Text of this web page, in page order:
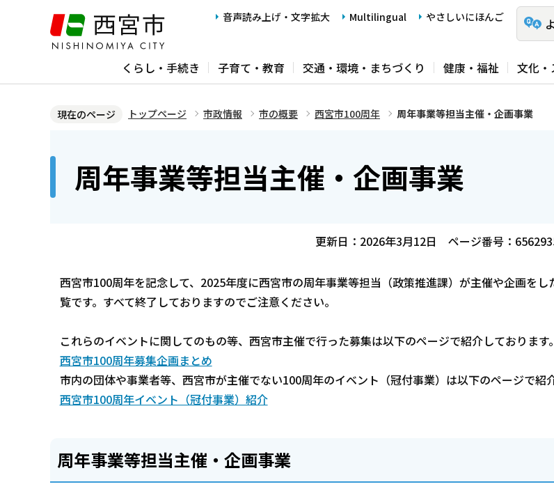
ジ
音声読み上げ・文字拡大 Multilingual やさしいにほんご
くらし・手続き 子育て・教育 交通・環境・まちづくり 健康・福祉 文化・
現在のページ トップページ 市政情報 市の概要 西宮市100周年 周年事業等担当主催・企画事業
周年事業等担当主催・企画事業
更新日：2026年3月12日 ページ番号：
西宮市100周年を記念して、2025年度に西宮市の周年事業等担当（政策推進課）が主催や企画をし
覧です。すべて終了しておりますのでご注意ください。
これらのイベントに関してのもの等、西宮市主催で行った募集は以下のページで紹介しております。
西宮市100周年募集企画まとめ
市内の団体や事業者等、西宮市が主催でない100周年のイベント（冠付事業）は以下のページで紹
西宮市100周年イベント（冠付事業）紹介
周年事業等担当主催・企画事業